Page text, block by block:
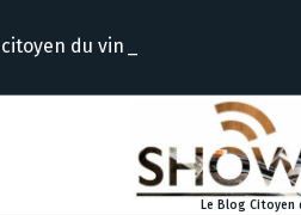
du
Le Blog Citoyen